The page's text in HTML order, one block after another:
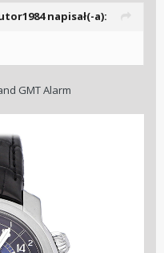
napisał(-a):
GMT Alarm